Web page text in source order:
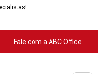
Fale com a ABC Office